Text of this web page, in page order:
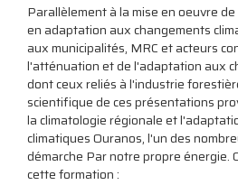
Parallèlement à la mise en oeuvre
en adaptation aux changements
aux municipalités, MRC et acteurs
l'atténuation et de l'adaptation aux
dont ceux reliés à l'industrie
scientifique de ces présentations
la climatologie régionale et
climatiques Ouranos, l'un des
démarche Par notre propre énergie.
cette formation :